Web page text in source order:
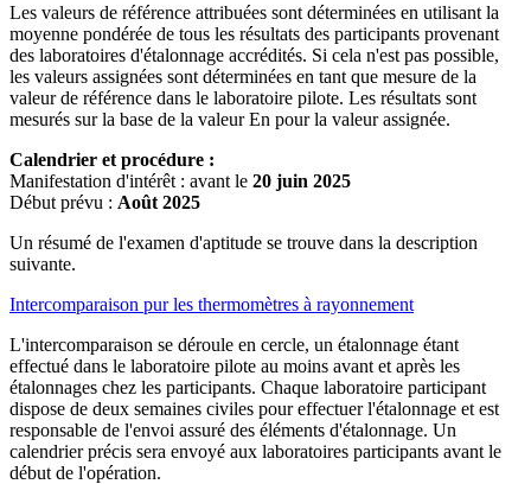
Les valeurs de référence attribuées sont déterminées en utilisant la
moyenne pondérée de tous les résultats des participants provenant
des laboratoires d'étalonnage accrédités. Si cela n'est pas possible,
les valeurs assignées sont déterminées en tant que mesure de la
valeur de référence dans le laboratoire pilote. Les résultats sont
mesurés sur la base de la valeur En pour la valeur assignée.
Calendrier et procédure :
Manifestation d'intérêt : avant le 20 juin 2025
Début prévu : Août 2025
Un résumé de l'examen d'aptitude se trouve dans la description
suivante.
Intercomparaison pur les thermomètres à rayonnement
L'intercomparaison se déroule en cercle, un étalonnage étant
effectué dans le laboratoire pilote au moins avant et après les
étalonnages chez les participants. Chaque laboratoire participant
dispose de deux semaines civiles pour effectuer l'étalonnage et est
responsable de l'envoi assuré des éléments d'étalonnage. Un
calendrier précis sera envoyé aux laboratoires participants avant le
début de l'opération.